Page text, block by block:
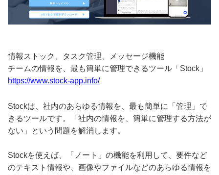
情報ストック、タスク管理、メッセージ機能
チームの情報を、最も簡単に管理できるツール「Stock」
https://www.stock-app.info/
Stockは、社内のあらゆる情報を、最も簡単に「管理」で
きるツールです。「社内の情報を、簡単に管理する方法が
ない」という問題を解消します。
Stockを使えば、「ノート」の機能を利用して、要件など
のテキスト情報や、画像やファイルなどのあらゆる情報を